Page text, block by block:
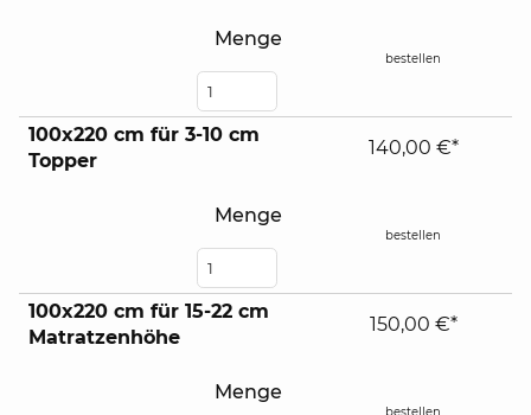
Menge
bestellen
100x220 cm für 3-10 cm
Topper
Menge
140,00 €*
bestellen
100x220 cm für 15-22 cm
Matratzenhöhe
Menge
150,00 €*
bestellen